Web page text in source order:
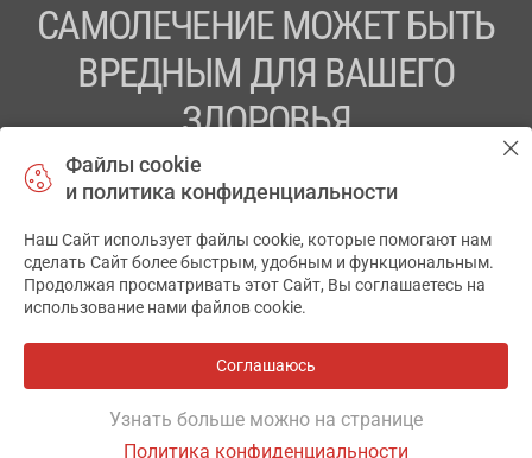
САМОЛЕЧЕНИЕ МОЖЕТ БЫТЬ
ВРЕДНЫМ ДЛЯ ВАШЕГО
ЗДОРОВЬЯ
ПЕРЕД ПРИМЕНЕНИЕМ ПРЕПАРАТА
ПРОКОНСУЛЬТИРУЙТЕСЬ С ВРАЧОМ
ТОВ «АПТЕКА 911.ЮА» Код ЄДРПОУ 43631965.
Отказ от ответственности
АПТЕКА911.ЮА
Файлы cookie
и политика конфиденциальности
Наш Сайт использует файлы cookie, которые помогают нам
сделать Сайт более быстрым, удобным и функциональным.
Продолжая просматривать этот Сайт, Вы соглашаетесь на
использование нами файлов cookie.
Соглашаюсь
Узнать больше можно на странице
Политика конфиденциальности
✕